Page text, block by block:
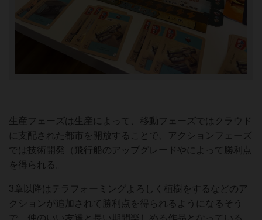
生産フェーズは生産によって、移動フェーズではクラウド
に支配された都市を開放することで、アクションフェーズ
では技術開発（飛行船のアップグレードやによって勝利点
を得られる。
3章以降はテラフォーミングよろしく植樹をするなどのア
クションが追加されて勝利点を得られるようになるそう
で、仲のいい友達と長い期間楽しめる作品となっている。